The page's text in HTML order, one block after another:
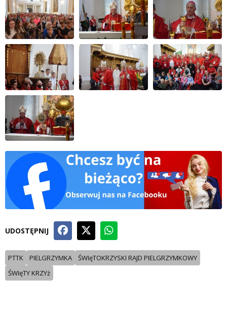
UDOSTĘPNIJ
PTTK PIELGRZYMKA
ŚWIęTOKRZYSKI RAJD PIELGRZYMKOWY
ŚWIęTY KRZYż